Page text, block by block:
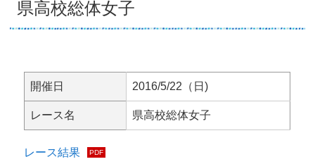
県高校総体女子
開催日 2016/5/22（日)
レース名 県高校総体女子
レース結果